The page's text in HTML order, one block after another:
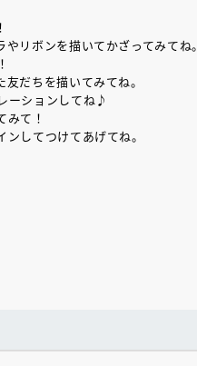
リボンを描いてかざってみてね。
だちを描いてみてね。
ーションしてね♪
て！
してつけてあげてね。